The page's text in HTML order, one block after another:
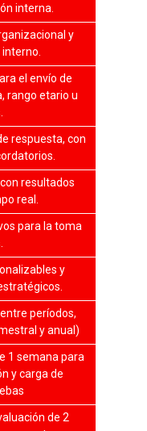
interna.
y
el envío de
rango etario u
respuesta, con
resultados
real.
para la toma
y
períodos,
y anual)
1 semana para
y carga de
de 2